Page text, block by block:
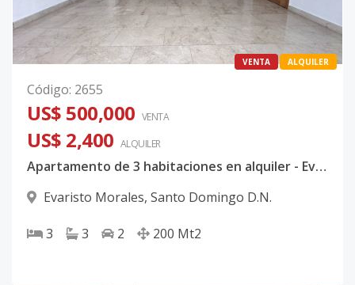
VENTA ALQUILER
Código: 2655
US$ 500,000 VENTA
US$ 2,400 ALQUILER
Apartamento de 3 habitaciones en alquiler - Evaristo morales - balcon amplio
Evaristo Morales, Santo Domingo D.N.
3 3 2 200 Mt2